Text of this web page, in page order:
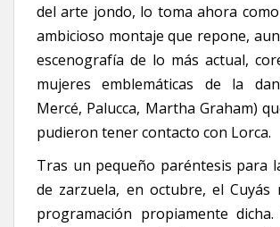
del arte jondo, lo toma ahora
ambicioso montaje que repone,
escenografía de lo más actual,
mujeres emblemáticas de la
Mercé, Palucca, Martha Graham)
pudieron tener contacto con Lorca.
Tras un pequeño paréntesis para
de zarzuela, en octubre, el Cuyás
programación propiamente